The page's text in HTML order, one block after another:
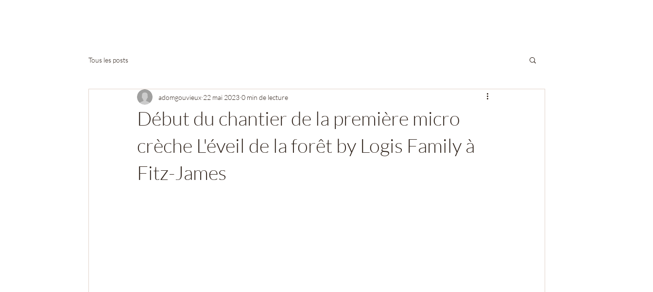
Tous les posts
Début du chantier de la première micro
crèche L'éveil de la forêt by Logis Family à
Fitz-James
adomgouvieux 22 mai 2023 0 min de lecture